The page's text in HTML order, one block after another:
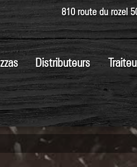
Distributeurs
810 route du rozel